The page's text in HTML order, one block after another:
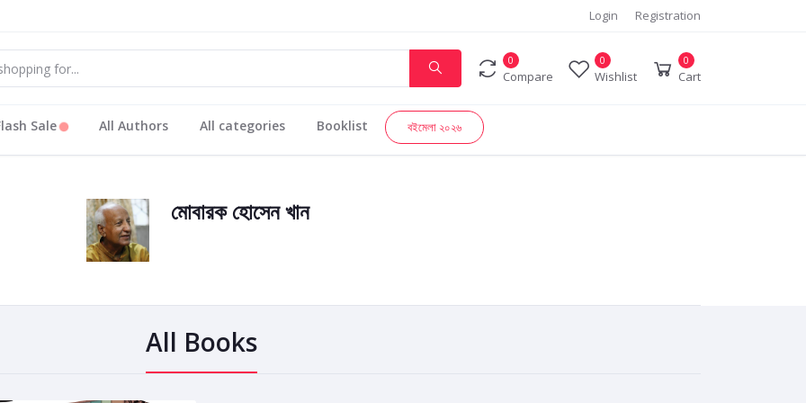
Login Registration
0
Compare
0
Wishlist
0
Cart
Sale All Authors All categories Booklist বইমেলা ২০২৬
মোবারক হোসেন খান
All Books